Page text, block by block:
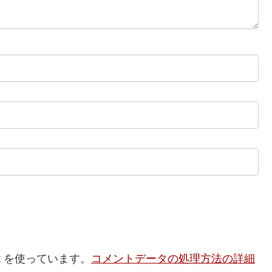
使っています。 コメントデータの処理方法の詳細